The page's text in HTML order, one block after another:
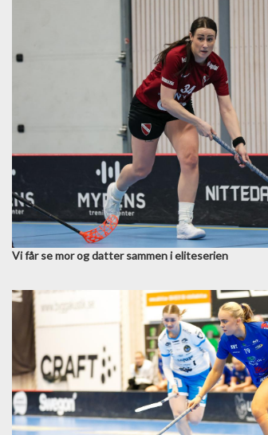
Vi får se mor og datter sammen i eliteserien